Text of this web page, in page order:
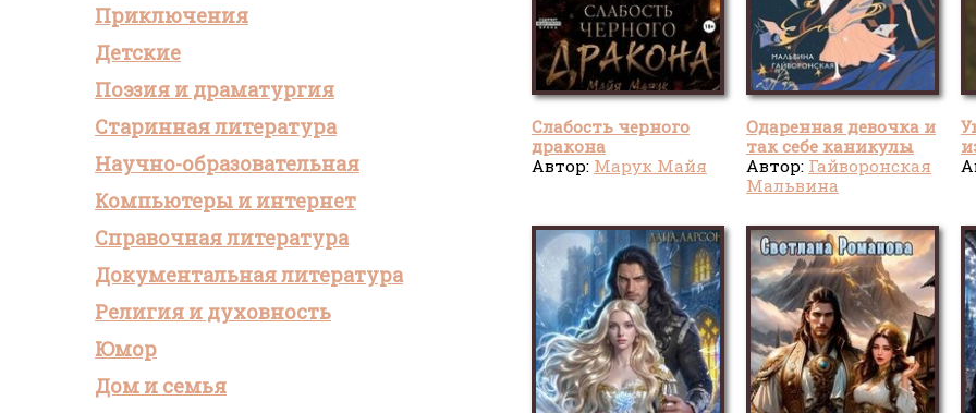
Приключения
Детские
Поэзия и драматургия
Старинная литература
Научно-образовательная
Компьютеры и интернет
Справочная литература
Документальная литература
Религия и духовность
Юмор
Дом и семья
Слабость черного
дракона
Автор: Марук Майя
Одаренная девочка и
так себе каникулы
Автор: Гайворонская
Мальвина